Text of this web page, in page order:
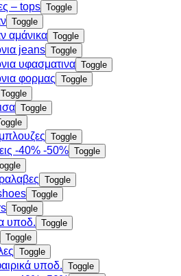
– tops Toggle
Toggle
αμάνικα Toggle
jeans Toggle
υφασματινα Toggle
φορμας Toggle
Toggle
Toggle
Toggle
-40% -50% Toggle
Toggle
Toggle
Toggle
υποδ. Toggle
Toggle
Toggle
υποδ. Toggle